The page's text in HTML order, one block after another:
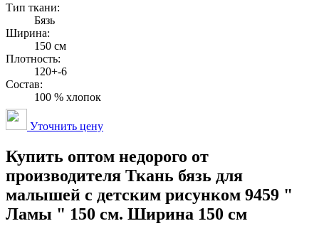
Тип ткани:
Бязь
Ширина:
150 см
Плотность:
120+-6
Состав:
100 % хлопок
Уточнить цену
Купить оптом недорого от
производителя Ткань бязь для
малышей с детским рисунком 9459 "
Ламы " 150 см. Ширина 150 см